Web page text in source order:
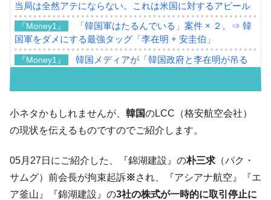
当局は全然アテにならない。これは米国に対するアピール
『Money1』
「韓国軍はたるんでいる」案件 × ２。⇒ 韓
国軍をダメにする最強タッグ「李在明 + 安圭伯」
『Money1』
韓国メディアが「韓国政府と李在明が吊る
『Money1』
韓国07月･物価指数「2.8％」に低下 ⇒ 実は
コアコアは上がった。
『Money1』
韓国･猛暑でソウル市全域「猛暑重大警報」
『Money1』
【日本市場再挑戦中】韓国『現代自動車』
07月販売台数は去年のほぼ半分「71台」しか売れなかっ
た。『起亜』は9台だけ
小ネタかもしれませんが、 韓国のLCC（格安航空会社）
の現状を伝えるものですのでご紹介します。
05月27日にご紹介した、『錦湖建設』の朴三求 （パク・
サムグ）前会長が拘束起訴※され、『アシアナ航空』『エ
ア釜山』『錦湖建設』の3社の株式が一時的に取引停止に